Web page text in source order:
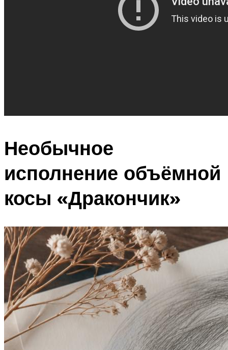
Необычное
исполнение объёмной
косы «Дракончик»